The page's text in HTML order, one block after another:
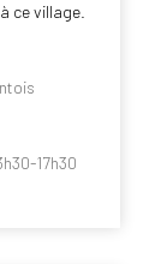
ce village.
17h30